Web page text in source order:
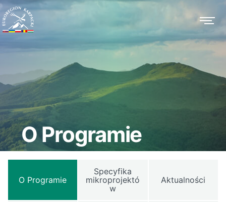
O Programie
O Programie
Specyfika
mikroprojektó
w
Aktualności